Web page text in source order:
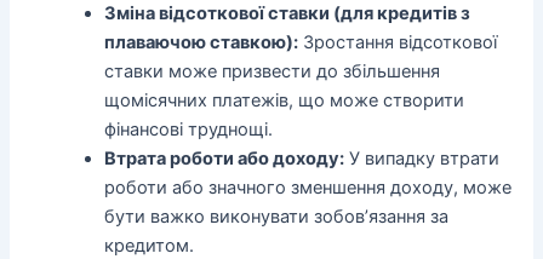
Зміна відсоткової ставки (для кредитів з
плаваючою ставкою): Зростання відсоткової
ставки може призвести до збільшення
щомісячних платежів, що може створити
фінансові труднощі.
Втрата роботи або доходу: У випадку втрати
роботи або значного зменшення доходу, може
бути важко виконувати зобов’язання за
кредитом.